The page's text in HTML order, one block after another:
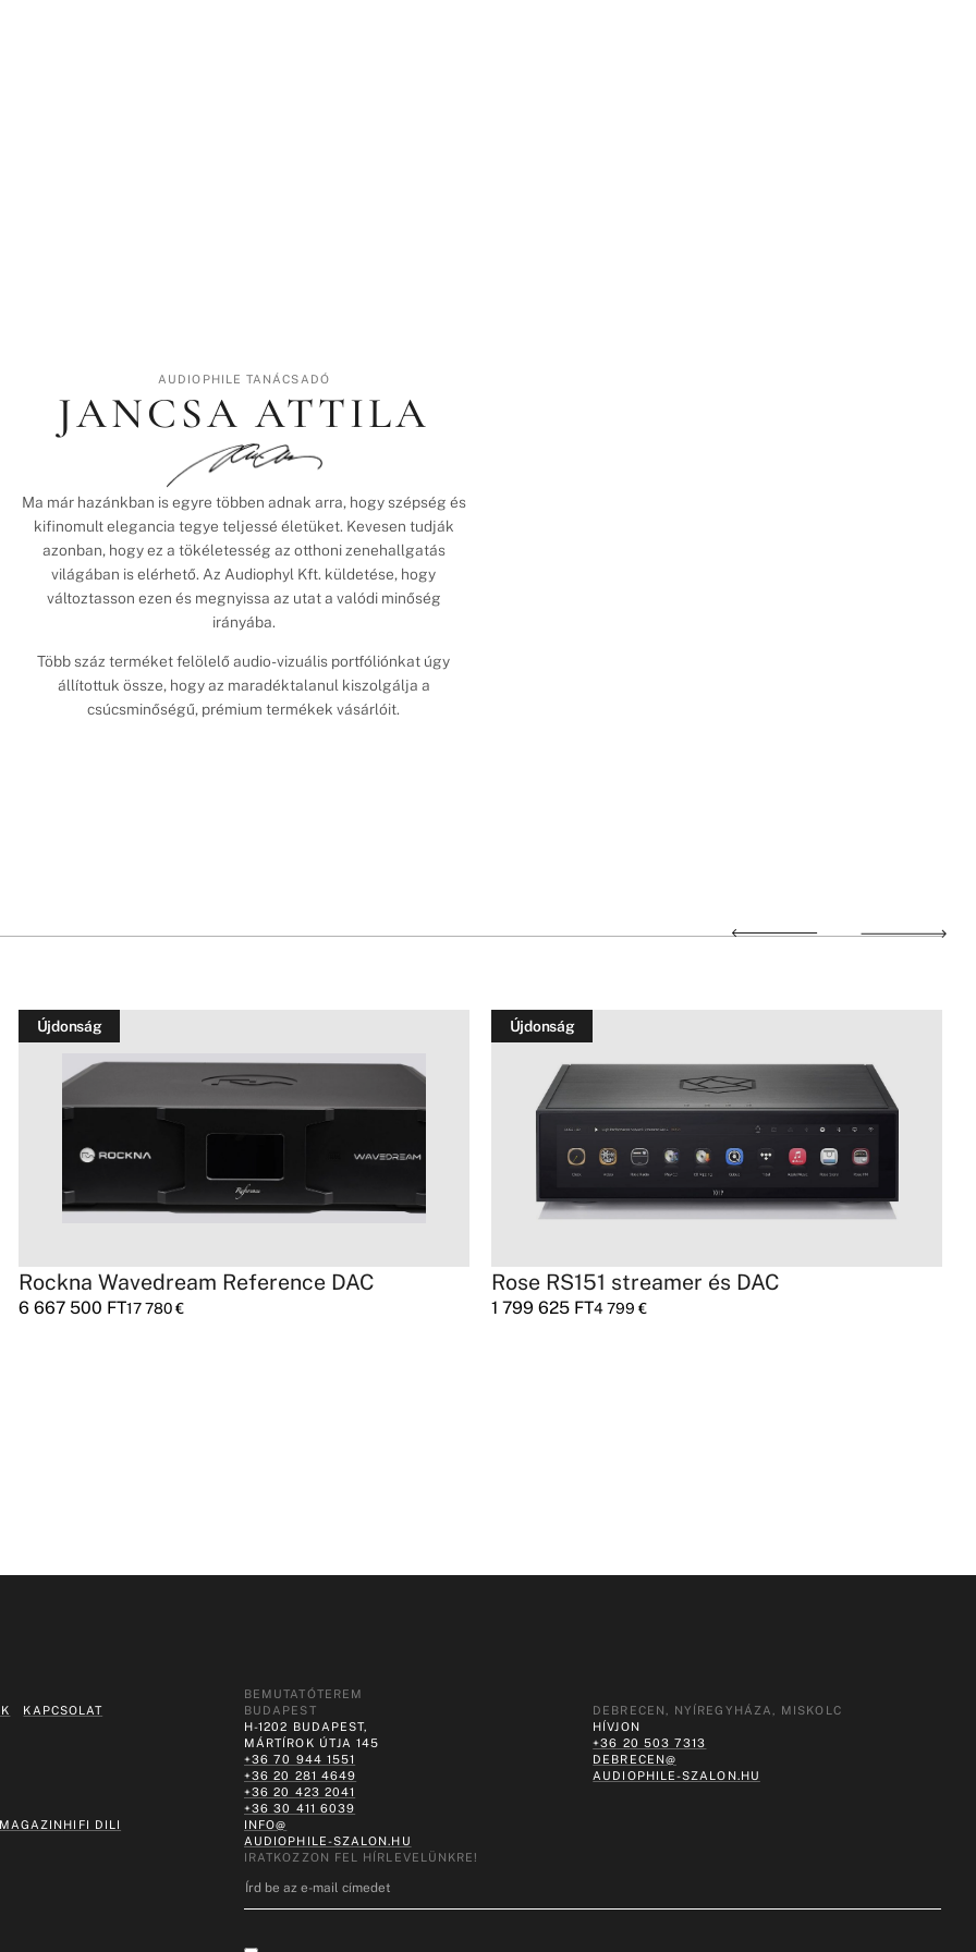
AUDIOPHILE TANÁCSADÓ
JANCSA ATTILA
Ma már hazánkban is egyre többen adnak arra, hogy szépség és
kifinomult elegancia tegye teljessé életüket. Kevesen tudják
azonban, hogy ez a tökéletesség az otthoni zenehallgatás
világában is elérhető. Az Audiophyl Kft. küldetése, hogy
változtasson ezen és megnyissa az utat a valódi minőség
irányába.
Több száz terméket felölelő audio-vizuális portfóliónkat úgy
állítottuk össze, hogy az maradéktalanul kiszolgálja a
csúcsminőségű, prémium termékek vásárlóit.
Újdonság
Rockna Wavedream Reference DAC
6 667 500 FT17 780€
Újdonság
Rose RS151 streamer és DAC
1 799 625 FT4 799€
KAPCSOLAT
HIFI DILI
BEMUTATÓTEREM
BUDAPEST
H-1202 BUDAPEST,
MÁRTÍROK ÚTJA 145
+36 70 944 1551
+36 20 281 4649
+36 20 423 2041
+36 30 411 6039
INFO@
AUDIOPHILE-SZALON.HU
DEBRECEN, NYÍREGYHÁZA, MISKOLC
HÍVJON
+36 20 503 7313
DEBRECEN@
AUDIOPHILE-SZALON.HU
IRATKOZZON FEL HÍRLEVELÜNKRE!